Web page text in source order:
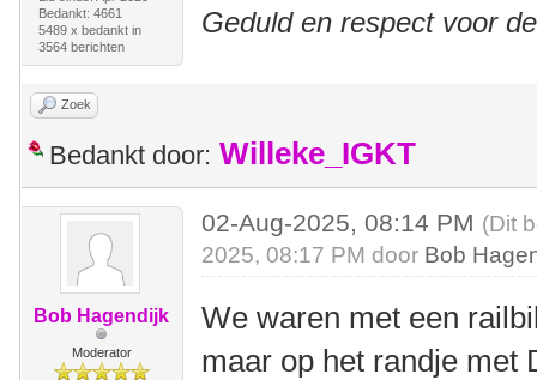
Bedankt: 4661
5489 x bedankt in
3564 berichten
Geduld en respect voor
Zoek
Bedankt door: Willeke_IGKT
Bob Hagendijk
Moderator
02-Aug-2025, 08:14 PM (Dit
2025, 08:17 PM door Bob
We waren met een
maar op het randje met